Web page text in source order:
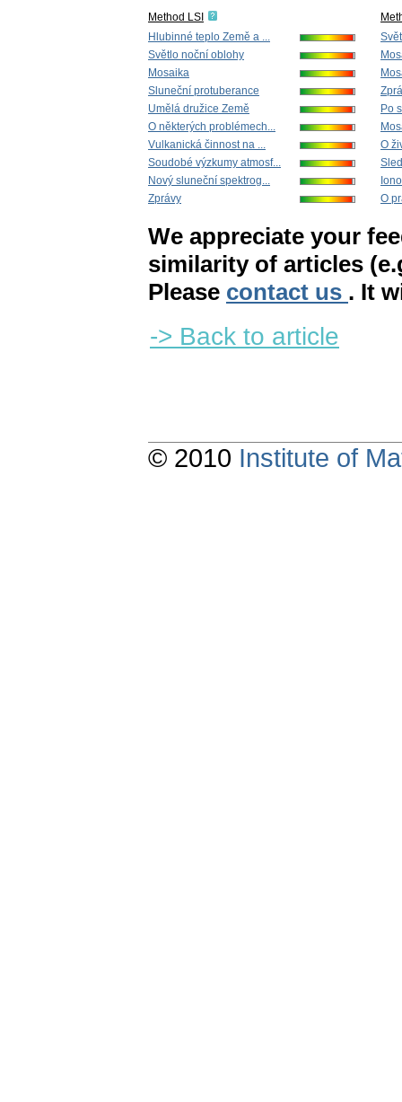
Method LSI
Hlubinné teplo Země a ...
Světlo noční oblohy
Mosaika
Sluneční protuberance
Umělá družice Země
O některých problémech...
Vulkanická činnost na ...
Soudobé výzkumy atmosf...
Nový sluneční spektrog...
Zprávy
Po
O
O
We appreciate your
similarity of articles
Please contact us . It
-> Back to article
© 2010 Institute of